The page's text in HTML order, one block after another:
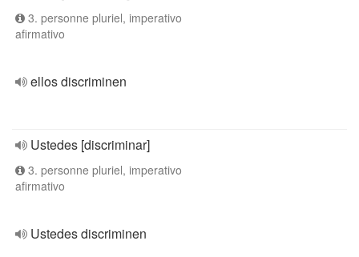
3. personne pluriel, imperativo
afirmativo
ellos discriminen
Ustedes [discriminar]
3. personne pluriel, imperativo
afirmativo
Ustedes discriminen